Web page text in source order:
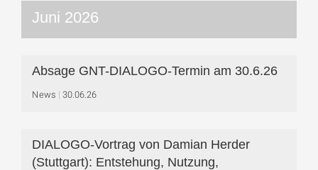
Juni 2026
Absage GNT-DIALOGO-Termin am 30.6.26
News 30.06.26
DIALOGO-Vortrag von Damian Herder
(Stuttgart): Entstehung, Nutzung,